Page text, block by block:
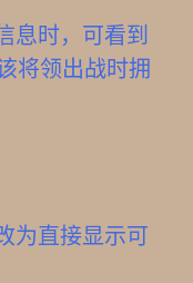
息时，可看到
将领出战时拥
为直接显示可